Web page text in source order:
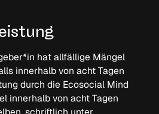
hat allfällige Mängel
innerhalb von acht Tagen
durch die Ecosocial Mind
innerhalb von acht Tagen